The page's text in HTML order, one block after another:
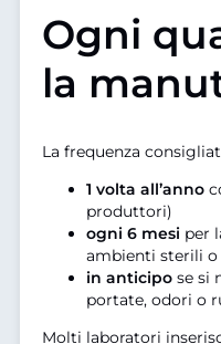
Ogni
la
La frequenza
1 volta all’anno
produttori)
ogni 6 mesi per
ambienti sterili
in anticipo se si
portate, odori o
Molti laboratori